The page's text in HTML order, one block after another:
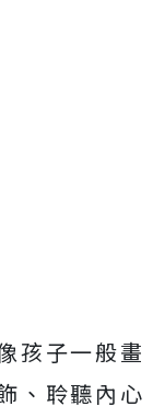
孩子一般畫
、聆聽內心